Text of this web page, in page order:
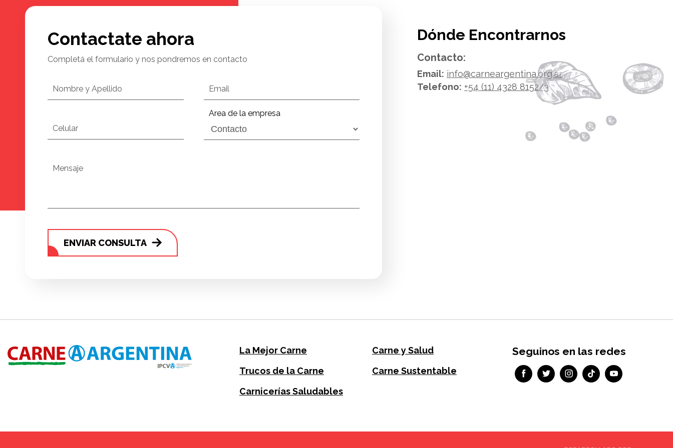
Contactate ahora
Completá el formulario y nos pondremos en contacto
Nombre y Apellido Email
Celular
Area de la empresa
Mensaje
ENVIAR CONSULTA
Dónde Encontrarnos
Contacto:
Email: info@carneargentina.org.ar
Telefono: +54 (11) 4328 8152/3
La Mejor Carne
Trucos de la Carne
Carnicerías Saludables
Carne y Salud
Carne Sustentable
Seguinos en las redes